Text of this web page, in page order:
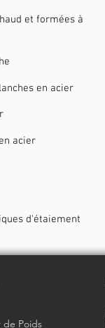
et formées à
en acier
acier
d'étaiement
de Poids